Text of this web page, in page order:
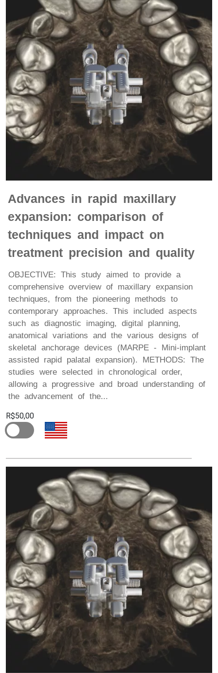
Advances in rapid maxillary
expansion: comparison of
techniques and impact on
treatment precision and quality
OBJECTIVE: This study aimed to provide a
comprehensive overview of maxillary expansion
techniques, from the pioneering methods to
contemporary approaches. This included aspects
such as diagnostic imaging, digital planning,
anatomical variations and the various designs of
skeletal anchorage devices (MARPE - Mini-implant
assisted rapid palatal expansion). METHODS: The
studies were selected in chronological order,
allowing a progressive and broad understanding of
the advancement of the...
R$50,00